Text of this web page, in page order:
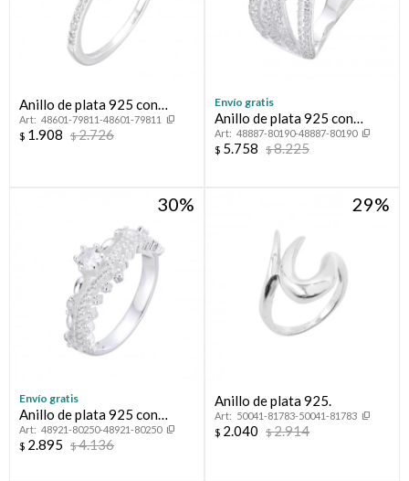
Anillo de plata 925 con
circonias.
48601-79811-48601-79811
$ 1.908 $2.726
Envío gratis
Anillo de plata 925 con
circonias, TRENZA.
48887-80190-48887-80190
$ 5.758 $8.225
30
Envío gratis
Anillo de plata 925 con
circonias.
48921-80250-48921-80250
$ 2.895 $4.136
29
Anillo de plata 925.
50041-81783-50041-81783
$ 2.040 $2.914